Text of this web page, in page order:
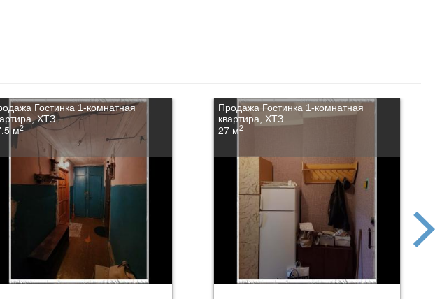
Гостинка 1-комнатная
ХТЗ
м2
Продажа Гостинка 1-комнатная
квартира, ХТЗ
27 м2
next